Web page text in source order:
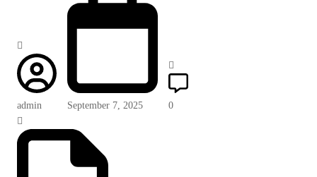
admin September 7, 2025 0